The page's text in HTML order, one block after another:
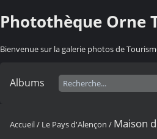
Photothèque Orne
Bienvenue sur la galerie photos de
Albums
Accueil/ Le Pays d'Alençon / Maison